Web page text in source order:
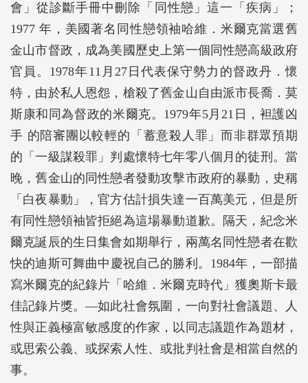
會」從診斷手冊中刪除「同性戀」這一「疾病」；
1977 年，美國著名同性戀領袖哈維．米爾克當選舊
金山市督政，成為美國歷史上第一個同性戀高級政府
官員。1978年11月27日代表保守勢力的督政丹．懷
特，由於私人恩怨，槍殺了舊金山自由派市長喬．莫
斯康和同為督政的米爾克。1979年5月21日，袒護凶
手 的陪審團以較輕的「蓄意殺人罪」而非群眾預期
的「一級謀殺罪」判處懷特七年零八個月的徒刑。當
晚，舊金山的同性戀者發動攻擊市政府的暴動，史稱
「白夜暴動」，官方估計損失達一百萬美元，但是所
有同性戀領袖皆拒絕為這場暴動道歉。隔天，紀念米
爾克誕辰的生日集會如期舉行，兩萬名同性戀者在歡
快的迪斯可舞曲中慶祝自己的勝利。1984年，一部描
寫米爾克的紀錄片「哈維．米爾克時代」獲奧斯卡最
佳記錄片獎。―如此社會氛圍，一向對社會議題、人
性與正義極富敏感度的作家，以同志議題作為題材，
或思索公義、或探索人性、或批判社會是相當自然的
事。